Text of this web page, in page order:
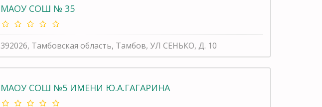
МАОУ СОШ № 35
392026, Тамбовская область, Тамбов, УЛ СЕНЬКО, Д. 10
МАОУ СОШ №5 ИМЕНИ Ю.А.ГАГАРИНА